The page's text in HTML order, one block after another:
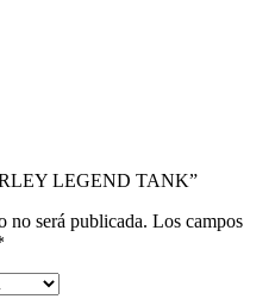
LEGEND TANK”
no será publicada. Los campos